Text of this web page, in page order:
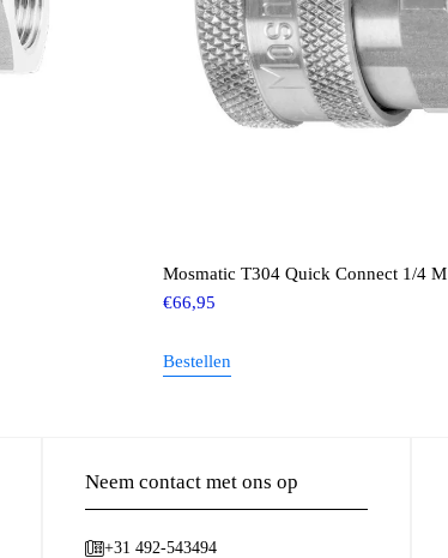
Mosmatic T304 Quick Connect 1/4 M
€66,95
Bestellen
Neem contact met ons op
+31 492-543494